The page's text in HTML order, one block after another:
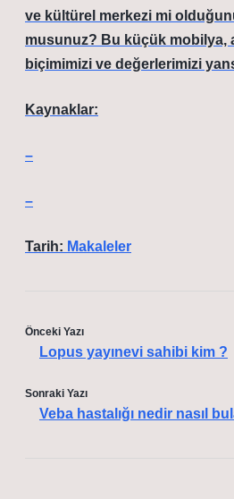
ve kültürel merkezi mi
musunuz? Bu küçük mobilya,
biçimimizi ve değerlerimizi
Kaynaklar:
–
–
Tarih: Makaleler
Önceki Yazı
Lopus yayınevi sahibi kim ?
Sonraki Yazı
Veba hastalığı nedir nasıl